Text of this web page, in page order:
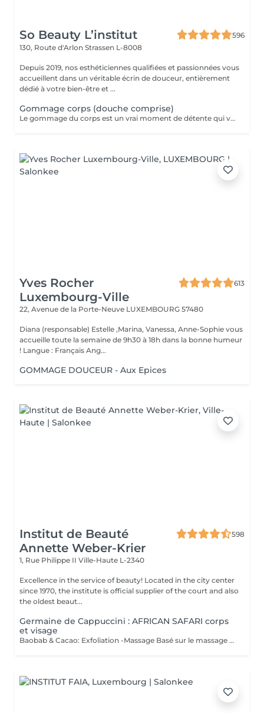
So Beauty L’institut
596
130, Route d'Arlon Strassen L-8008
Depuis 2019, nos esthéticiennes qualifiées et passionnées vous
accueillent dans un véritable écrin de douceur, entièrement
dédié à votre bien-être et ...
Gommage corps (douche comprise)
Le gommage du corps est un vrai moment de détente qui va permettre à la peau de se débarrasser de ses cellules mortes et de retrouver une peau douce. Ce soin est parfait juste avant d'aller au soleil pour permettre à la peau de mieux bronzer.
Yves Rocher
Luxembourg-Ville
613
22, Avenue de la Porte-Neuve LUXEMBOURG 57480
Diana (responsable) Estelle ,Marina, Vanessa, Anne-Sophie vous
accueille toute la semaine de 9h30 à 18h dans la bonne humeur
! Langue : Français Ang...
GOMMAGE DOUCEUR - Aux Epices
Institut de Beauté
Annette Weber-Krier
598
1, Rue Philippe II Ville-Haute L-2340
Excellence in the service of beauty! Located in the city center
since 1970, the institute is official supplier of the court and also
the oldest beaut...
Germaine de Cappuccini : AFRICAN SAFARI corps
et visage
Baobab & Cacao: Exfoliation -Massage Basé sur le massage Hilotra de Madagascar, il combine des techniques ancestrales africaines et asiatiques pour générer une sensation de connexion avec la nature et un équilibre corporel. AFRICAN BLISS : Massage SWEET Maternity: Basé sur la technique du drainage lymphatique, ce rituel combine des mouvements ascendants et des mouvements enveloppants qui favorisent une sensation de légèreté et de confort immédiate dans les jambes Light Legs : Basé sur la technique du drainage lymphatique, ce rituel combine des mouvements ascendants et des mouvements enveloppants qui favorisent une sensation de légèreté et de confort immédiate dans les jambes